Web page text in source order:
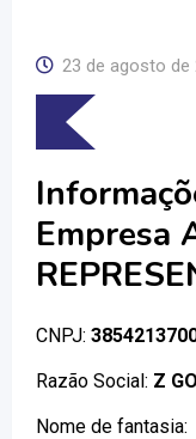
23 de agosto de
Empresa
CNPJ:
Razão Social: Z
Nome de fantasia: